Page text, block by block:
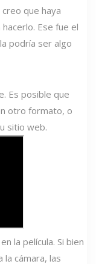
que haya
Ese fue el
podría ser algo
Es posible que
otro formato, o
sitio web.
la película. Si bien
cámara, las